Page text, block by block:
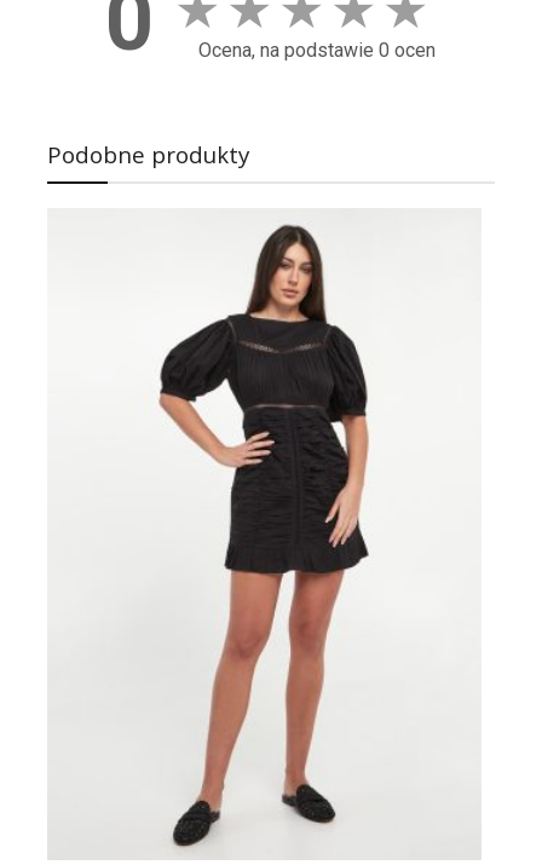
0 Ocena, na podstawie 0 ocen
Podobne produkty